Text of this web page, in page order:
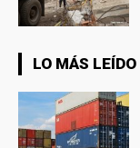
LO MÁS LEÍDO